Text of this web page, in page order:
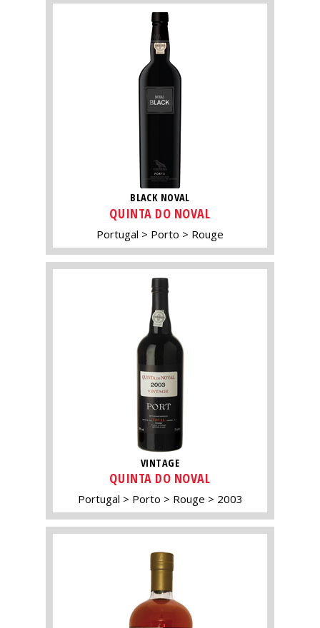
BLACK NOVAL
QUINTA DO NOVAL
Portugal Porto Rouge
VINTAGE
QUINTA DO NOVAL
Portugal Porto Rouge 2003